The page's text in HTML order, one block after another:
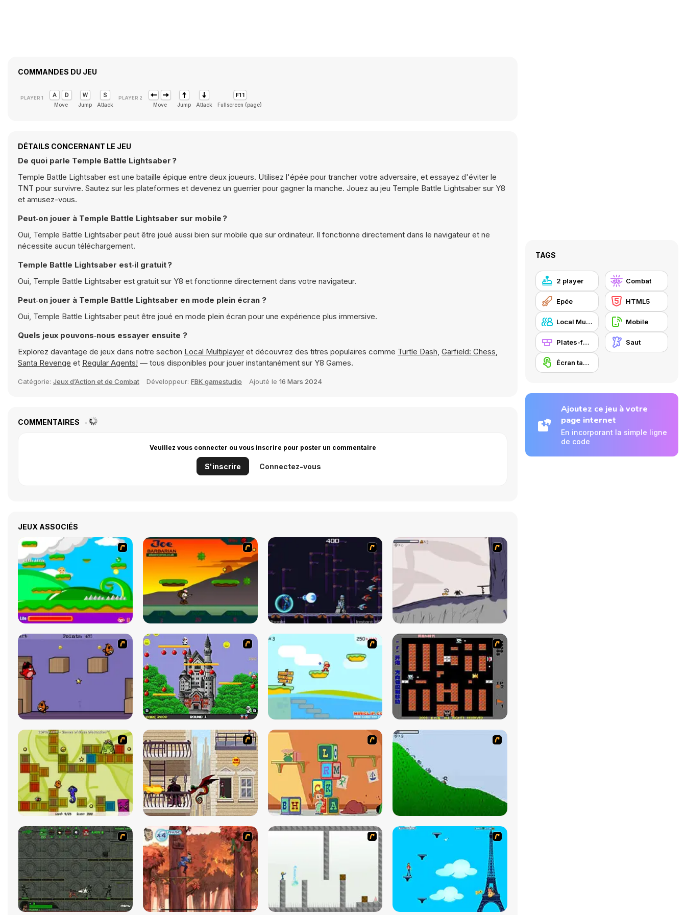
COMMANDES DU JEU
Move Jump Attack Move Jump Attack Fullscreen (page)
DÉTAILS CONCERNANT LE JEU
De quoi parle Temple Battle Lightsaber ?
Temple Battle Lightsaber est une bataille épique entre deux joueurs. Utilisez l'épée pour trancher votre adversaire, et essayez d'éviter le
TNT pour survivre. Sautez sur les plateformes et devenez un guerrier pour gagner la manche. Jouez au jeu Temple Battle Lightsaber sur Y8
et amusez-vous.
Peut‑on jouer à Temple Battle Lightsaber sur mobile ?
Oui, Temple Battle Lightsaber peut être joué aussi bien sur mobile que sur ordinateur. Il fonctionne directement dans le navigateur et ne
nécessite aucun téléchargement.
Temple Battle Lightsaber est‑il gratuit ?
Oui, Temple Battle Lightsaber est gratuit sur Y8 et fonctionne directement dans votre navigateur.
Peut‑on jouer à Temple Battle Lightsaber en mode plein écran ?
Oui, Temple Battle Lightsaber peut être joué en mode plein écran pour une expérience plus immersive.
Quels jeux pouvons‑nous essayer ensuite ?
Explorez davantage de jeux dans notre section Local Multiplayer et découvrez des titres populaires comme Turtle Dash, Garfield: Chess,
Santa Revenge et Regular Agents! — tous disponibles pour jouer instantanément sur Y8 Games.
Catégorie: Jeux d’Action et de Combat Développeur: FBK gamestudio Ajouté le 16 Mars 2024
COMMENTAIRES
Veuillez vous connecter ou vous inscrire pour poster un commentaire
S'inscrire Connectez-vous
JEUX ASSOCIÉS
TAGS
2 player Combat
Epée HTML5
Local Multiplayer Mobile
Plates-formes Saut
Écran tactile
Ajoutez ce jeu à votre
page internet
En incorporant la simple ligne
de code